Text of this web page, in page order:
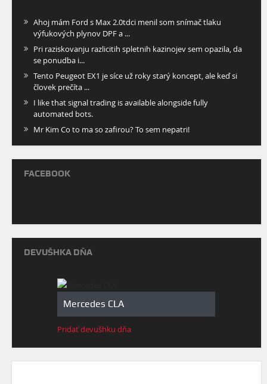
Ahoj mám Ford s Max 2.0tdci menil som snímač tlaku
výfukových plynov DPF a ...
Pri raziskovanju razlicitih spletnih kazinojev sem opazila, da
se ponudba i...
Tento Peugeot EX1 je síce už roky starý koncept, ale keď si
človek prečíta ...
I like that signal trading is available alongside fully
automated bots.
Mr Kim Co to ma so zafirou? To sem nepatri!
FACEBOOK
DEVUŠHKA DŇA
Mercedes CLA
Pridať devušhku dňa